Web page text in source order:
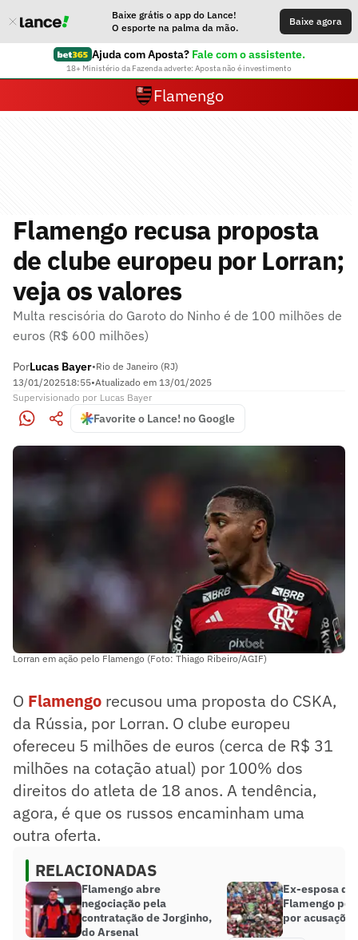
Baixe grátis o app do Lance!
O esporte na palma da mão.
Baixe agora
Ajuda com Aposta? Fale com o assistente.
18+ Ministério da Fazenda adverte: Aposta não é investimento
Flamengo
Flamengo recusa proposta
de clube europeu por Lorran;
veja os valores
Multa rescisória do Garoto do Ninho é de 100 milhões de
euros (R$ 600 milhões)
PorLucas Bayer•Rio de Janeiro (RJ)
13/01/202518:55•Atualizado em 13/01/2025
Supervisionado por Lucas Bayer
Favorite o Lance! no Google
Lorran em ação pelo Flamengo (Foto: Thiago Ribeiro/AGIF)
O Flamengo recusou uma proposta do CSKA,
da Rússia, por Lorran. O clube europeu
ofereceu 5 milhões de euros (cerca de R$ 31
milhões na cotação atual) por 100% dos
direitos do atleta de 18 anos. A tendência,
agora, é que os russos encaminham uma
outra oferta.
RELACIONADAS
Flamengo abre
negociação pela
contratação de Jorginho,
do Arsenal
Ex-esposa
Flamengo
por